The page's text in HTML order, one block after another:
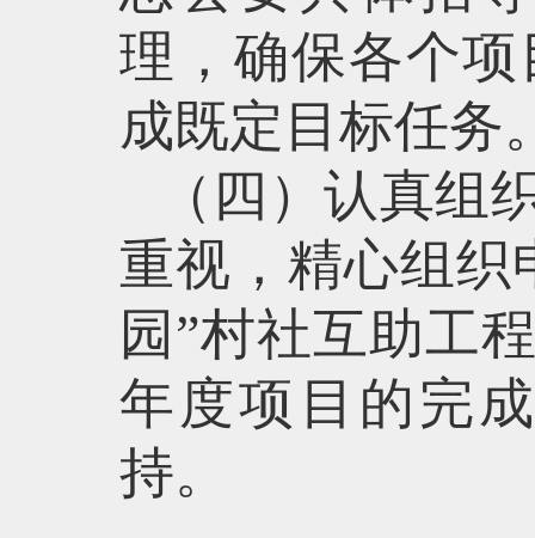
理，确保各个
成既定目标任务
（四）认真组
重视，精心组织
园”村社互助工
年度项目的完
持。